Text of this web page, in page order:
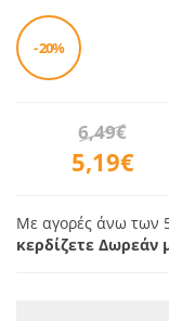
- 20%
5,19€
6,49€
Με αγορές άνω των
κερδίζετε Δωρεάν